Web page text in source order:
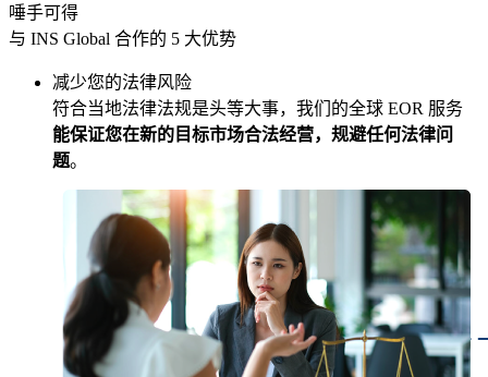
唾手可得
与 INS Global 合作的 5 大优势
减少您的法律风险
符合当地法律法规是头等大事，我们的全球 EOR 服务
能保证您在新的目标市场合法经营，规避任何法律问
题。